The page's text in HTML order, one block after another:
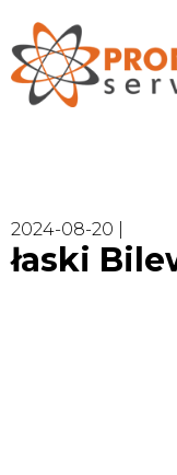
2024-08-20 |
łaski